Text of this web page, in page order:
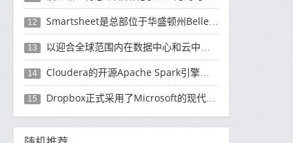
12 Smartsheet是总部位于华盛顿州Bellevue的商业软件制造商
13 以迎合全球范围内在数据中心和云中使用它们的数千名客户
14 Cloudera的开源Apache Spark引擎发行版上运行的Cloud Dataflow版本
15 Dropbox正式​​采用了Microsoft的现代应用程序的移动计算方法